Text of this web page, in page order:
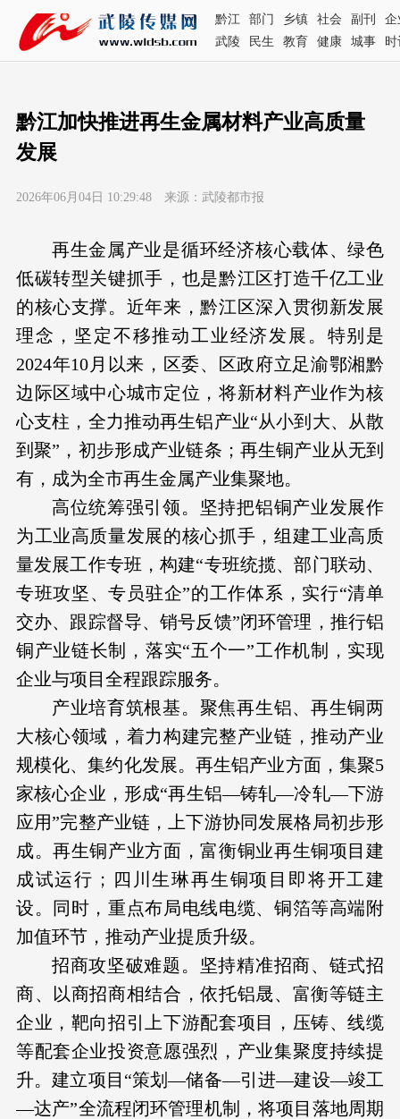
黔江 部门 乡镇 社会 副刊
企
武陵
民生 教育 健康 城事 时
黔江加快推进再生金属材料产业高质量
发展
2026年06月04日 10:29:48 来源：武陵都市报
再生金属产业是循环经济核心载体、绿色
低碳转型关键抓手，也是黔江区打造千亿工业
的核心支撑。近年来，黔江区深入贯彻新发展
理念，坚定不移推动工业经济发展。特别是
2024年10月以来，区委、区政府立足渝鄂湘黔
边际区域中心城市定位，将新材料产业作为核
心支柱，全力推动再生铝产业“从小到大、从散
到聚”，初步形成产业链条；再生铜产业从无到
有，成为全市再生金属产业集聚地。
高位统筹强引领。坚持把铝铜产业发展作
为工业高质量发展的核心抓手，组建工业高质
量发展工作专班，构建“专班统揽、部门联动、
专班攻坚、专员驻企”的工作体系，实行“清单
交办、跟踪督导、销号反馈”闭环管理，推行铝
铜产业链长制，落实“五个一”工作机制，实现
企业与项目全程跟踪服务。
产业培育筑根基。聚焦再生铝、再生铜两
大核心领域，着力构建完整产业链，推动产业
规模化、集约化发展。再生铝产业方面，集聚5
家核心企业，形成“再生铝—铸轧—冷轧—下游
应用”完整产业链，上下游协同发展格局初步形
成。再生铜产业方面，富衡铜业再生铜项目建
成试运行；四川生琳再生铜项目即将开工建
设。同时，重点布局电线电缆、铜箔等高端附
加值环节，推动产业提质升级。
招商攻坚破难题。坚持精准招商、链式招
商、以商招商相结合，依托铝晟、富衡等链主
企业，靶向招引上下游配套项目，压铸、线缆
等配套企业投资意愿强烈，产业集聚度持续提
升。建立项目“策划—储备—引进—建设—竣工
—达产”全流程闭环管理机制，将项目落地周期